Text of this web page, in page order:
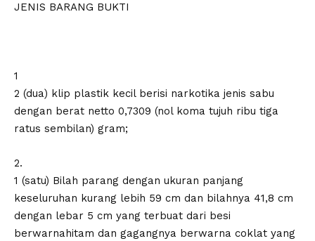
JENIS BARANG BUKTI
1
2 (dua) klip plastik kecil berisi narkotika jenis sabu
dengan berat netto 0,7309 (nol koma tujuh ribu tiga
ratus sembilan) gram;
2.
1 (satu) Bilah parang dengan ukuran panjang
keseluruhan kurang lebih 59 cm dan bilahnya 41,8 cm
dengan lebar 5 cm yang terbuat dari besi
berwarnahitam dan gagangnya berwarna coklat yang